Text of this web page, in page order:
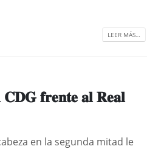
LEER MÁS…
𝐂𝐃𝐆 𝐟𝐫𝐞𝐧𝐭𝐞 𝐚𝐥 𝐑𝐞𝐚𝐥
en la segunda mitad le